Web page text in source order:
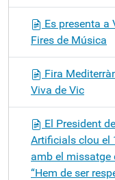
Es presenta
Fires de Música
Fira
Viva de Vic
El President
Artificials clou el
amb el missatge
“Hem de ser